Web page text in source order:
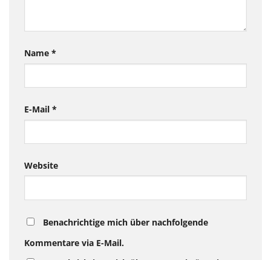
Name *
E-Mail *
Website
Benachrichtige mich über nachfolgende
Kommentare via E-Mail.